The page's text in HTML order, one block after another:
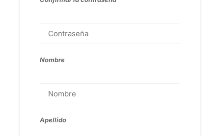
Nombre
Apellido